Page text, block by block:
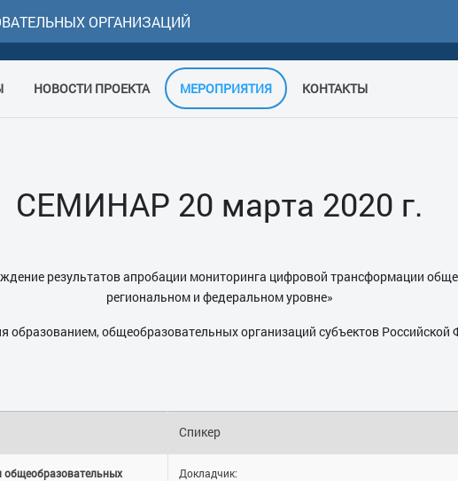
ОРГАНИЗАЦИЙ
НОВОСТИ ПРОЕКТА МЕРОПРИЯТИЯ КОНТАКТЫ
СЕМИНАР 20 марта 2020 г.
результатов апробации мониторинга цифровой трансформации
региональном и федеральном уровне»
образованием, общеобразовательных организаций субъектов
Спикер
общеобразовательных
Докладчик: